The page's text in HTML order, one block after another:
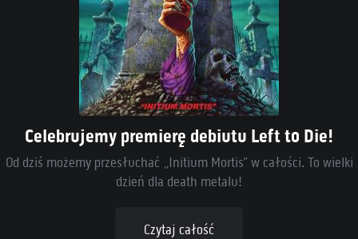
Celebrujemy premierę debiutu Left to Die!
Od dziś możemy przesłuchać „Initium Mortis” w całości. To wielki
dzień dla death metalu!
Czytaj całość